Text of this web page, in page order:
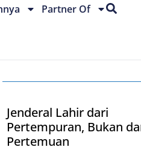
Partner Of
Jenderal Lahir dari
Pertempuran, Bukan
Pertemuan